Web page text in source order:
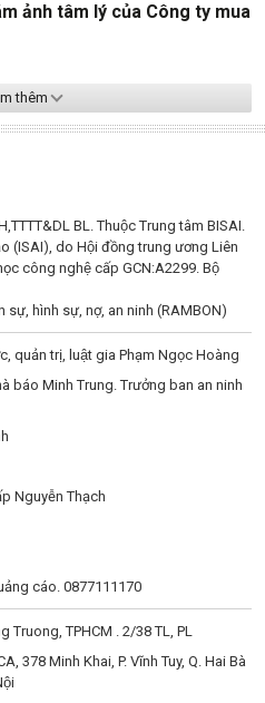
ảnh tâm lý của Công ty mua
thêm
BL. Thuộc Trung tâm BISAI.
(ISAI), do Hội đồng trung ương Liên
công nghệ cấp GCN:A2299. Bộ
sự, hình sự, nợ, an ninh (RAMBON)
quản trị, luật gia Phạm Ngọc Hoàng
báo Minh Trung. Trưởng ban an ninh
Nguyễn Thạch
cáo. 0877111170
Truong, TPHCM . 2/38 TL, PL
378 Minh Khai, P. Vĩnh Tuy, Q. Hai Bà